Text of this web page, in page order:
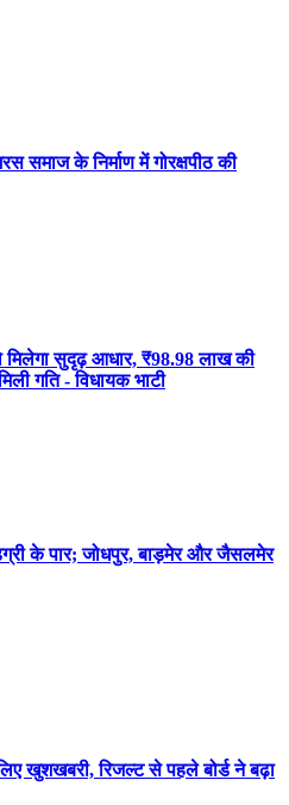
समाज के निर्माण में गोरक्षपीठ की
मिलेगा सुदृढ़ आधार, ₹98.98 लाख की
गति - विधायक भाटी
के पार; जोधपुर, बाड़मेर और जैसलमेर
लिए खुशखबरी, रिजल्ट से पहले बोर्ड ने बढ़ा